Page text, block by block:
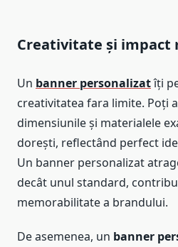
Creativitate și impact
Un banner personalizatîți
creativitatea fara limite. Poți
dimensiunile și materialele
dorești, reflectând perfect
Un banner personalizat
decât unul standard,
memorabilitate a brandului.
De asemenea, un banner